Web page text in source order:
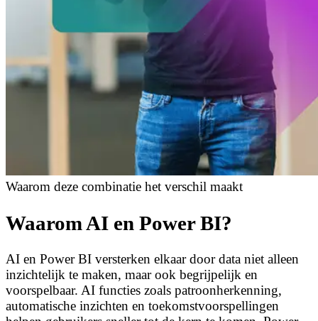
Waarom deze combinatie het verschil maakt
Waarom AI en Power BI?
AI en Power BI versterken elkaar door data niet alleen
inzichtelijk te maken, maar ook begrijpelijk en
voorspelbaar. AI functies zoals patroonherkenning,
automatische inzichten en toekomstvoorspellingen